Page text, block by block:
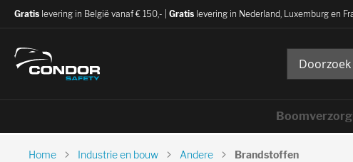
Gratis levering in België vanaf € 150,- | Gratis levering in Nederland, Luxemburg en
Home Industrie en bouw Andere Brandstoffen